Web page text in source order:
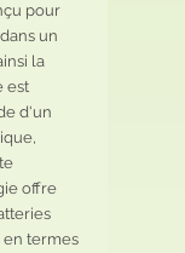
pour
un
la
est
d'un
offre
en termes